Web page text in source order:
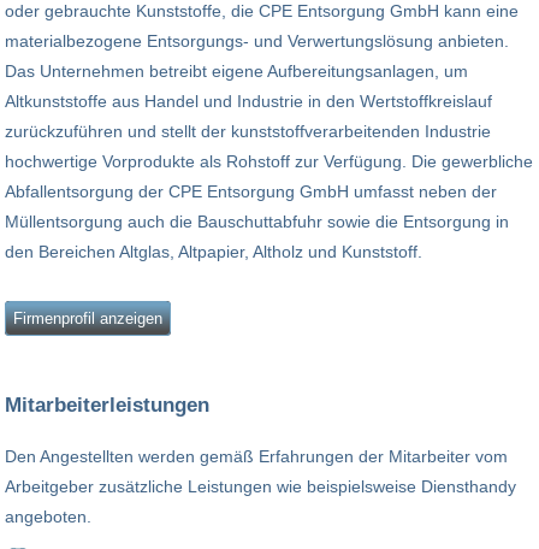
oder gebrauchte Kunststoffe, die CPE Entsorgung GmbH kann eine
materialbezogene Entsorgungs- und Verwertungslösung anbieten.
Das Unternehmen betreibt eigene Aufbereitungsanlagen, um
Altkunststoffe aus Handel und Industrie in den Wertstoffkreislauf
zurückzuführen und stellt der kunststoffverarbeitenden Industrie
hochwertige Vorprodukte als Rohstoff zur Verfügung. Die gewerbliche
Abfallentsorgung der CPE Entsorgung GmbH umfasst neben der
Müllentsorgung auch die Bauschuttabfuhr sowie die Entsorgung in
den Bereichen Altglas, Altpapier, Altholz und Kunststoff.
Firmenprofil anzeigen
Mitarbeiterleistungen
Den Angestellten werden gemäß Erfahrungen der Mitarbeiter vom
Arbeitgeber zusätzliche Leistungen wie beispielsweise Diensthandy
angeboten.